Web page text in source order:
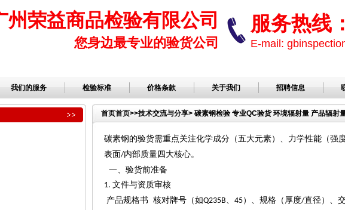
州荣益商品检验有限公司
您身边最专业的验货公司
服务热线
E-mail:
我们的服务 检验标准 价格条款 关于我们 招聘信息
首页首页>>技术交流与分享> 碳素钢检验 专业QC验货 环境辐射量 产品辐射
碳素钢的验货需重点关注化学成分（五大元素）、力学性能（强
表面/内部质量四大核心。
一、验货前准备
1. 文件与资质审核
产品规格书 核对牌号（如Q235B、 45）、规格（厚度/直径）、